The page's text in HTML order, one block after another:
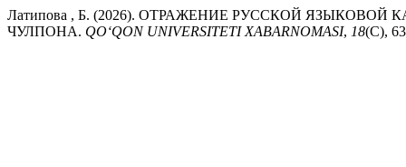
Латипова , Б. (2026). ОТРАЖЕНИЕ РУССКОЙ
ЧУЛПОНА. QO‘QON UNIVERSITETI XABARNOMASI, 18(C),